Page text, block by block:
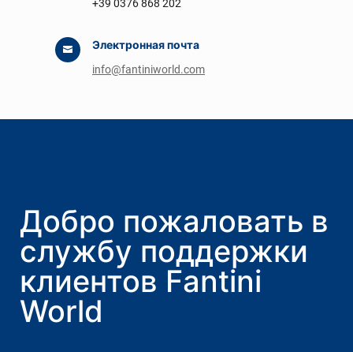
+39 0376 868 202
 Электронная почта
info@fantiniworld.com
Добро пожаловать в
службу поддержки
клиентов Fantini
World